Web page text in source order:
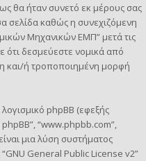
θα ήταν συνετό εκ μέρους σας
σελίδα καθώς η συνεχιζόμενη
Μηχανικών ΕΜΠ” μετά τις
ότι δεσμεύεστε νομικά από
και/ή τροποποιημένη μορφή
phpBB (εφεξής
phpBB”, “www.phpbb.com”,
μια λύση συστήματος
GNU General Public License v2”